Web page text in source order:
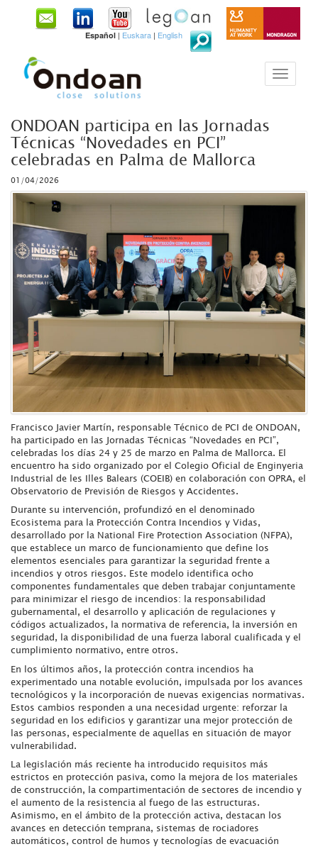
Español | Euskara | English
ONDOAN participa en las Jornadas
Técnicas “Novedades en PCI”
celebradas en Palma de Mallorca
01/04/2026
Francisco Javier Martín, responsable Técnico de PCI de ONDOAN,
ha participado en las Jornadas Técnicas “Novedades en PCI”,
celebradas los días 24 y 25 de marzo en Palma de Mallorca. El
encuentro ha sido organizado por el Colegio Oficial de Enginyeria
Industrial de les Illes Balears (COEIB) en colaboración con OPRA, el
Observatorio de Previsión de Riesgos y Accidentes.
Durante su intervención, profundizó en el denominado
Ecosistema para la Protección Contra Incendios y Vidas,
desarrollado por la National Fire Protection Association (NFPA),
que establece un marco de funcionamiento que define los
elementos esenciales para garantizar la seguridad frente a
incendios y otros riesgos. Este modelo identifica ocho
componentes fundamentales que deben trabajar conjuntamente
para minimizar el riesgo de incendios: la responsabilidad
gubernamental, el desarrollo y aplicación de regulaciones y
códigos actualizados, la normativa de referencia, la inversión en
seguridad, la disponibilidad de una fuerza laboral cualificada y el
cumplimiento normativo, entre otros.
En los últimos años, la protección contra incendios ha
experimentado una notable evolución, impulsada por los avances
tecnológicos y la incorporación de nuevas exigencias normativas.
Estos cambios responden a una necesidad urgente: reforzar la
seguridad en los edificios y garantizar una mejor protección de
las personas, especialmente de aquellas en situación de mayor
vulnerabilidad.
La legislación más reciente ha introducido requisitos más
estrictos en protección pasiva, como la mejora de los materiales
de construcción, la compartimentación de sectores de incendio y
el aumento de la resistencia al fuego de las estructuras.
Asimismo, en el ámbito de la protección activa, destacan los
avances en detección temprana, sistemas de rociadores
automáticos, control de humos y tecnologías de evacuación